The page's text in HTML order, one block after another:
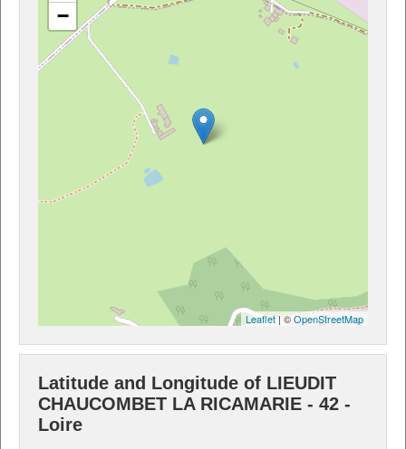
−
Leaflet| ©OpenStreetMap
Latitude and Longitude of LIEUDIT
CHAUCOMBET LA RICAMARIE - 42 -
Loire